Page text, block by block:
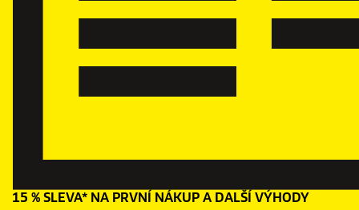
15 % SLEVA* NA PRVNÍ NÁKUP A DALŠÍ VÝHODY